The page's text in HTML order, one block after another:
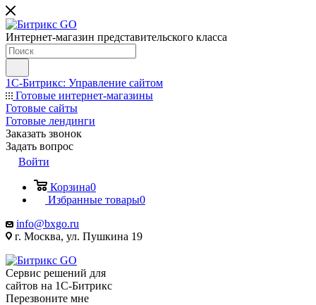
Интернет-магазин представительского класса
1С-Битрикс: Управление сайтом
Готовые интернет-магазины
Готовые сайты
Готовые лендинги
Заказать звонок
Задать вопрос
Войти
Корзина0
Избранные товары0
info@bxgo.ru
г. Москва, ул. Пушкина 19
Сервис решений для
сайтов на 1С-Битрикс
Перезвоните мне